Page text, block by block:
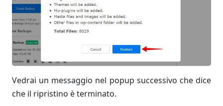
Vedrai un messaggio nel popup successivo che dice
che il ripristino è terminato.